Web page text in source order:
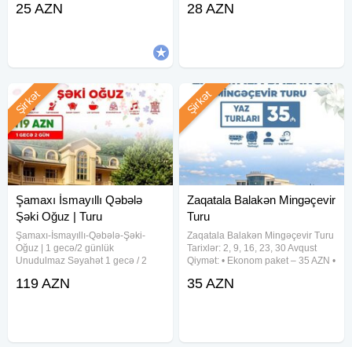
Avqust •Qiymət: •Ekonom Paket:
25 AZN
yeməyi daxil) Qiymətə daxildir: •
28 AZN
Şamaxı İsmayıllı Qəbələ
Şəki Oğuz | Turu
Şamaxı-İsmayıllı-Qəbələ-Şəki-
Oğuz | 1 gecə/2 günlük
Unudulmaz Səyahət 1 gecə / 2
Resort Hotellə 119 AZN (2 dəfə
Şirkət
119 AZN
Zaqatala Balakən Mingəçevir
Turu
Zaqatala Balakən Mingəçevir Turu
Tarixlər: 2, 9, 16, 23, 30 Avqust
Qiymət: • Ekonom paket – 35 AZN •
yeməyi daxil) Qiymətə daxildir: •
Şirkət
35 AZN